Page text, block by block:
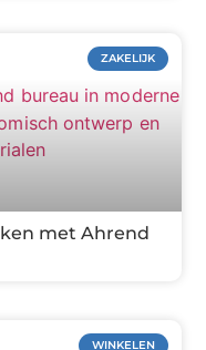
ZAKELIJK
met Ahrend
WINKELEN